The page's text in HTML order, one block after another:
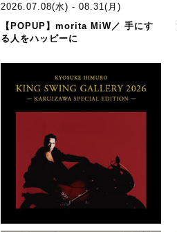
2026.07.08(水) - 08.31(月)
【POPUP】morita MiW／ 手にす
る人をハッピーに